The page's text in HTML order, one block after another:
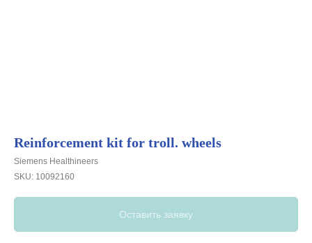
Reinforcement kit for troll. wheels
Siemens Healthineers
SKU: 10092160
Оставить заявку